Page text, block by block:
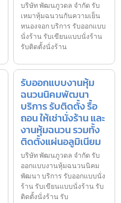
บริษัท พัฒนภูวดล จำกัด รับ
เหมาหุ้มฉนวนกันความเย็น
หนองจอก บริการ รับออกแบบ
นั่งร้าน รับเขียนแบบนั่งร้าน
รับติดตั้งนั่งร้าน
รับออกแบบงานหุ้ม
ฉนวนนิคมพัฒนา
บริการ รับติดตั้ง รื้อ
ถอน ให้เช่านั่งร้าน และ
งานหุ้มฉนวน รวมทั้ง
ติดตั้งแผ่นอลูมิเนียม
บริษัท พัฒนภูวดล จำกัด รับ
ออกแบบงานหุ้มฉนวนนิคม
พัฒนา บริการ รับออกแบบนั่ง
ร้าน รับเขียนแบบนั่งร้าน รับ
ติดตั้งนั่งร้าน รับ